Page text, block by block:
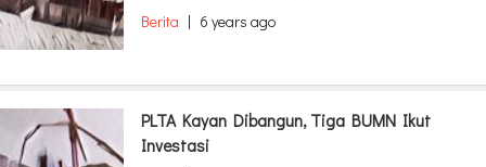
Berita | 6 years ago
PLTA Kayan Dibangun, Tiga BUMN Ikut
Investasi